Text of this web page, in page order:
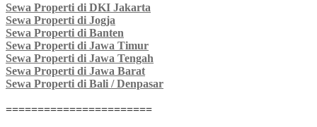
Sewa Properti di DKI Jakarta
Sewa Properti di Jogja
Sewa Properti di Banten
Sewa Properti di Jawa Timur
Sewa Properti di Jawa Tengah
Sewa Properti di Jawa Barat
Sewa Properti di Bali / Denpasar
=======================